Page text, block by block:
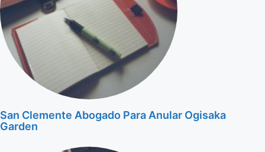
San Clemente Abogado Para Anular Ogisaka
Garden